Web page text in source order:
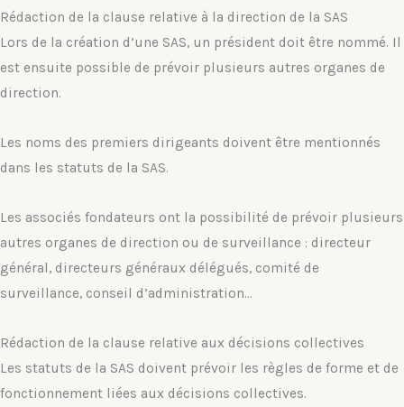
Rédaction de la clause relative à la direction de la SAS
Lors de la création d’une SAS, un président doit être nommé. Il
est ensuite possible de prévoir plusieurs autres organes de
direction.
Les noms des premiers dirigeants doivent être mentionnés
dans les statuts de la SAS.
Les associés fondateurs ont la possibilité de prévoir plusieurs
autres organes de direction ou de surveillance : directeur
général, directeurs généraux délégués, comité de
surveillance, conseil d’administration…
Rédaction de la clause relative aux décisions collectives
Les statuts de la SAS doivent prévoir les règles de forme et de
fonctionnement liées aux décisions collectives.